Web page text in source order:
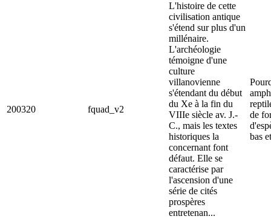
200320 fquad_v2
L'histoire de cette
civilisation antique
s'étend sur plus d'un
millénaire.
L'archéologie
témoigne d'une
culture
villanovienne
s'étendant du début
du Xe à la fin du
VIIIe siècle av. J.-
C., mais les textes
historiques la
concernant font
défaut. Elle se
caractérise par
l'ascension d'une
série de cités
prospères
entretenan...
de
bas